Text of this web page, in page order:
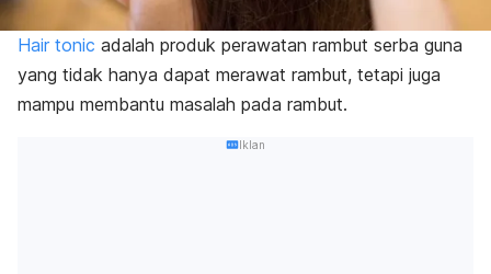
Hair tonic adalah produk perawatan rambut serba guna
yang tidak hanya dapat merawat rambut, tetapi juga
mampu membantu masalah pada rambut.
Iklan